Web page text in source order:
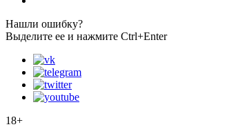
Нашли ошибку?
Выделите ее и нажмите Ctrl+Enter
18+